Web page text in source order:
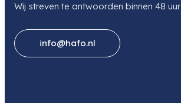
Wij streven te antwoorden binnen 48 uur
info@hafo.nl